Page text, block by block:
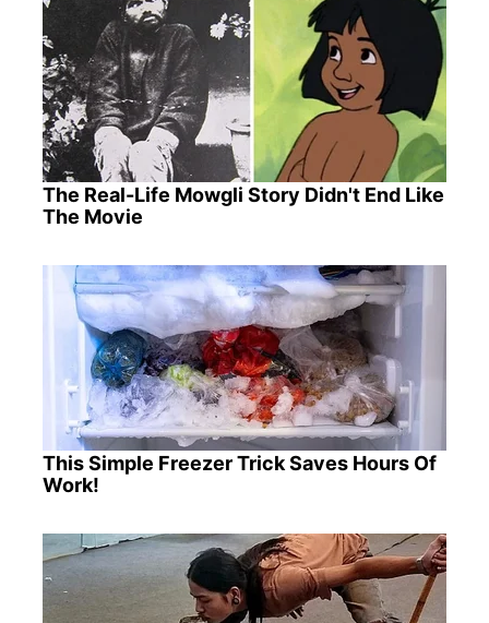
The Real-Life Mowgli Story Didn't End Like
The Movie
This Simple Freezer Trick Saves Hours Of
Work!